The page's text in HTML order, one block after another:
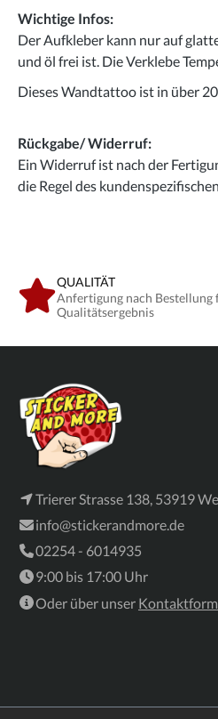
Wichtige Infos:
Der Aufkleber kann nur auf
und öl frei ist. Die Verklebe
Dieses Wandtattoo ist in über
Rückgabe/ Widerruf:
Ein Widerruf ist nach der
die Regel des
QUALITÄT
Anfertigung nach Bestellung
Qualitätsergebnis
Trierer Strasse 138, 53919
info@stickerandmore.de
02254 - 6014935
9:00 bis 17:00 Uhr
Oder über unser